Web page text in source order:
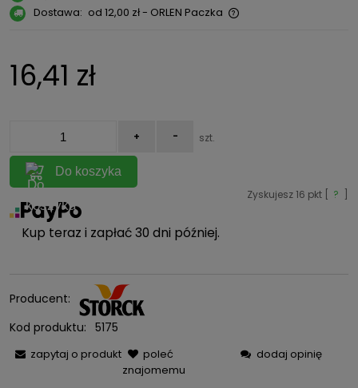
Dostawa: od 12,00 zł- ORLEN Paczka
16,41 zł
+ - szt.
Do koszyka
Zyskujesz 16 pkt [ ?
Kup teraz i zapłać 30 dni później.
Producent:
Kod produktu: 5175
zapytaj o produkt
poleć
znajomemu
dodaj opinię